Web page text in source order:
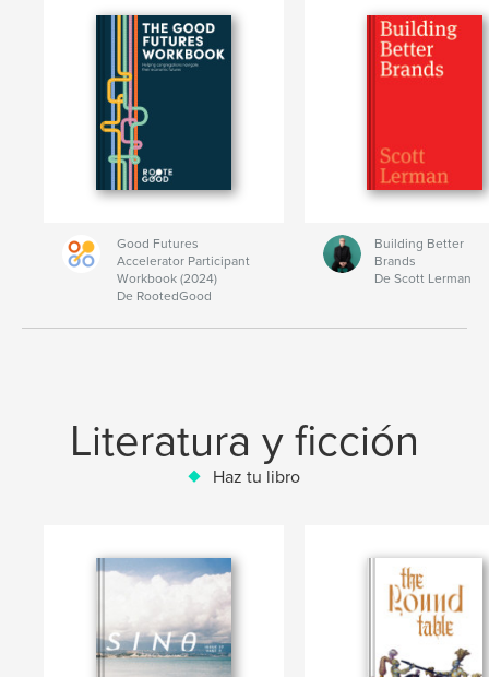
Good Futures
Accelerator Participant
Workbook (2024)
De RootedGood
Building Better
Brands
De Scott Lerman
Literatura y ficción
Haz tu libro